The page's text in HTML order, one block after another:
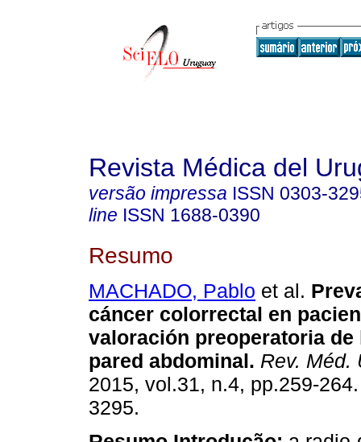
Revista Médica del
versão impressa ISSN 0303-
line ISSN 1688-0390
Resumo
MACHADO, Pablo et al.
cáncer colorrectal en
valoración preoperatoria de
pared abdominal. Rev. Méd.
2015, vol.31, n.4, pp.259-
3295.